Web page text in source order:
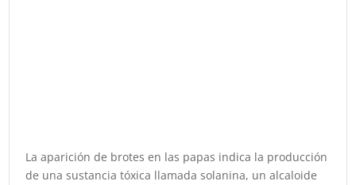
La aparición de brotes en las papas indica la producción
de una sustancia tóxica llamada solanina, un alcaloide